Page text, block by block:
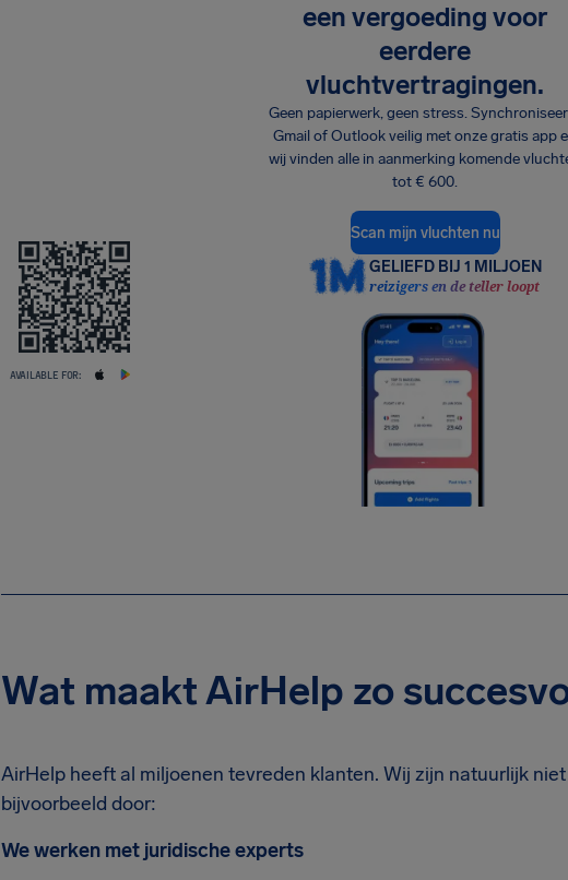
een vergoeding voor
eerdere
vluchtvertragingen.
Geen papierwerk, geen stress.
Gmail of Outlook veilig met onze gratis app
wij vinden alle in aanmerking komende
tot € 600.
Scan mijn vluchten nu
GELIEFD BIJ 1 MILJOEN
reizigers en de teller loopt
AVAILABLE FOR:
Wat maakt AirHelp zo
AirHelp heeft al miljoenen tevreden klanten. Wij zijn natuurlijk
bijvoorbeeld door:
We werken met juridische experts